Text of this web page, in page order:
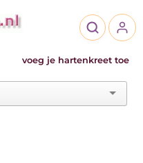
voeg je hartenkreet toe